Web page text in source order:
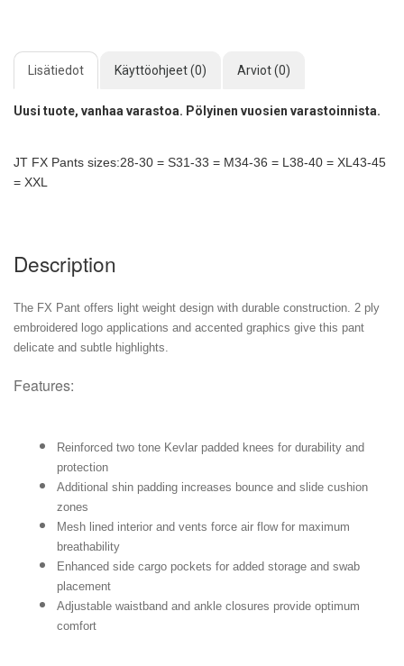
Lisätiedot Käyttöohjeet (0) Arviot (0)
Uusi tuote, vanhaa varastoa. Pölyinen vuosien varastoinnista.
JT FX Pants sizes:28-30 = S31-33 = M34-36 = L 38-40 = XL 43-45
= XXL
Description
The FX Pant offers light weight design with durable construction. 2 ply
embroidered logo applications and accented graphics give this pant
delicate and subtle highlights.
Features:
Reinforced two tone Kevlar padded knees for durability and
protection
Additional shin padding increases bounce and slide cushion
zones
Mesh lined interior and vents force air flow for maximum
breathability
Enhanced side cargo pockets for added storage and swab
placement
Adjustable waistband and ankle closures provide optimum
comfort